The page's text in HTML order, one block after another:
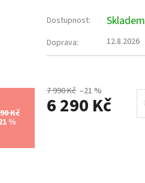
Kč
%
7 990 Kč –21 %
6 290 Kč
Dostupnost: Skladem
Doprava: 12.8.2026